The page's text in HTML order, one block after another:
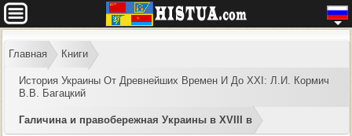
Главная Книги
История Украины От Древнейших Времен И До XXI: Л.И. Кормич
В.В. Багацкий
Галичина и правобережная Украины в XVIII в